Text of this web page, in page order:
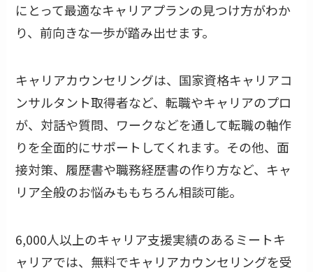
にとって最適なキャリアプランの見つけ方がわか
り、前向きな一歩が踏み出せます。
キャリアカウンセリングは、国家資格キャリアコ
ンサルタント取得者など、転職やキャリアのプロ
が、対話や質問、ワークなどを通して転職の軸作
りを全面的にサポートしてくれます。その他、面
接対策、履歴書や職務経歴書の作り方など、キャ
リア全般のお悩みももちろん相談可能。
6,000人以上のキャリア支援実績のあるミートキ
ャリアでは、無料でキャリアカウンセリングを受